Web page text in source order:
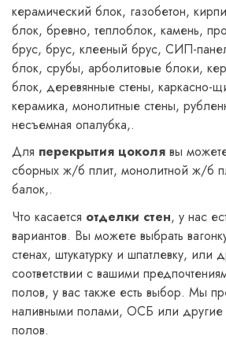
керамический блок, газобетон,
блок, бревно, теплоблок, камень,
брус, брус, клееный брус, СИП-
блок, срубы, арболитовые блоки,
блок, деревянные стены, каркасно-
керамика, монолитные стены,
несъемная опалубка,.
Для перекрытия цоколя вы
сборных ж/б плит, монолитной ж/б
балок,.
Что касается отделки стен, у нас
вариантов. Вы можете выбрать
стенах, штукатурку и шпатлевку, или
соответствии с вашими
полов, у вас также есть выбор. Мы
наливными полами, ОСБ или другие
полов.